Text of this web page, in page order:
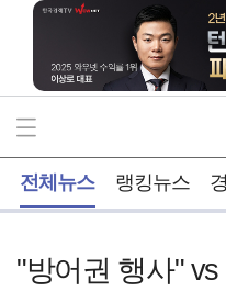
전체뉴스 랭킹뉴스
"방어권 행사"